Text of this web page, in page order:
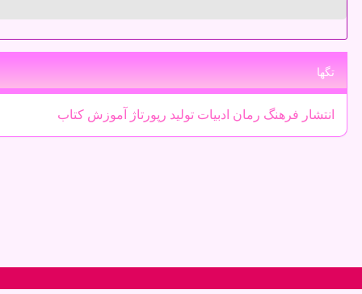
تگها
انتشار فرهنگ رمان ادبیات تولید رپورتاژ آموزش كتاب